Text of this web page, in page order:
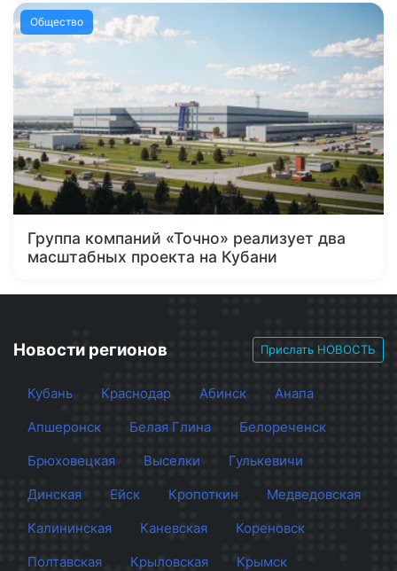
Общество
Группа компаний «Точно» реализует два
масштабных проекта на Кубани
Новости регионов Прислать НОВОСТЬ
Кубань Краснодар Абинск
Анапа
Апшеронск
Белая Глина
Белореченск
Брюховецкая
Выселки
Гулькевичи
Динская
Ейск Кропоткин
Медведовская
Калининская
Каневская
Кореновск
Полтавская
Крыловская
Крымск